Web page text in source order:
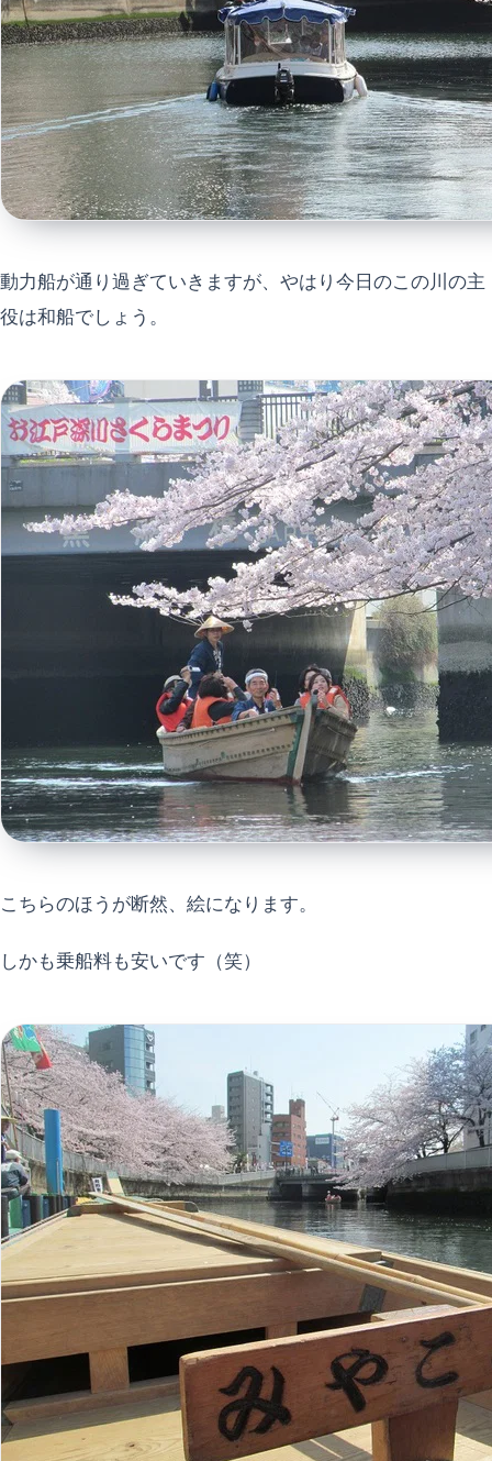
動力船が通り過ぎていきますが、やはり今日のこの川の主
役は和船でしょう。
こちらのほうが断然、絵になります。
しかも乗船料も安いです（笑）